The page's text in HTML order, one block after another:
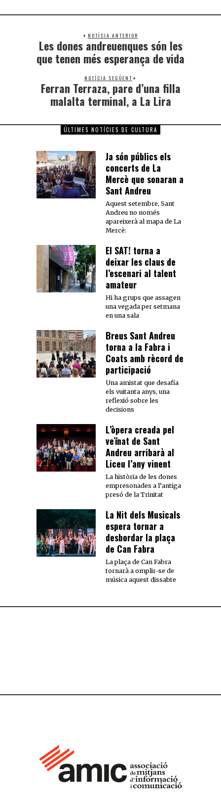
NOTÍCIA ANTERIOR
Les dones andreuenques són les
que tenen més esperança de vida
NOTÍCIA SEGÜENT
Ferran Terraza, pare d’una filla
malalta terminal, a La Lira
ÚLTIMES NOTÍCIES DE CULTURA
Ja són públics els
concerts de La
Mercè que sonaran a
Sant Andreu
Aquest setembre, Sant
Andreu no només
apareixerà al mapa de La
Mercè:
El SAT! torna a
deixar les claus de
l’escenari al talent
amateur
Hi ha grups que assagen
una vegada per setmana
en una sala
Breus Sant Andreu
torna a la Fabra i
Coats amb rècord de
participació
Una amistat que desafia
els vuitanta anys, una
reflexió sobre les
decisions
L’òpera creada pel
veïnat de Sant
Andreu arribarà al
Liceu l’any vinent
La història de les dones
empresonades a l’antiga
presó de la Trinitat
La Nit dels Musicals
espera tornar a
desbordar la plaça
de Can Fabra
La plaça de Can Fabra
tornarà a omplir-se de
música aquest dissabte